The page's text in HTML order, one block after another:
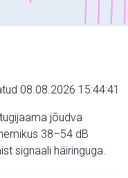
08.08.2026 15:44:41
jõudva
38–54 dB
signaali häiringuga.